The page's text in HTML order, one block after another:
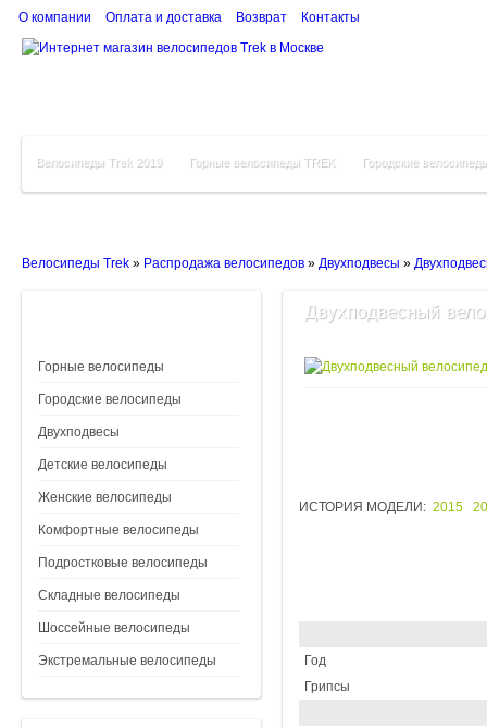
О компании Оплата и доставка Возврат Контакты
Велосипеды Trek 2019 Горные велосипеды TREK Городские
Велосипеды Trek » Распродажа велосипедов » Двухподвесы »
Горные велосипеды
Городские велосипеды
Двухподвесы
Детские велосипеды
Женские велосипеды
Комфортные велосипеды
Подростковые велосипеды
Складные велосипеды
Шоссейные велосипеды
Экстремальные велосипеды
Двухподвесный
ИСТОРИЯ МОДЕЛИ: 2015
Год
Грипсы